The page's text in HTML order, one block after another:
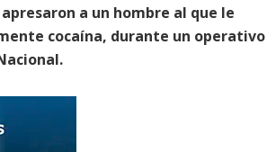
a un hombre al que le
cocaína, durante un operativo